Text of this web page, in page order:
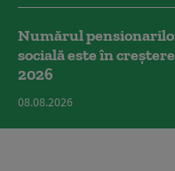
Numărul
socială este în
2026
08.08.2026